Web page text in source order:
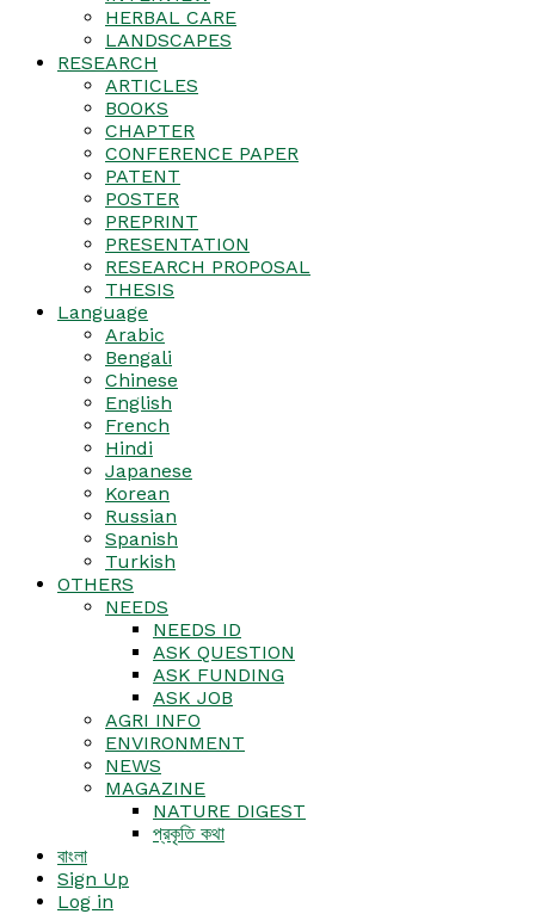
HERBAL CARE
LANDSCAPES
RESEARCH
ARTICLES
BOOKS
CHAPTER
CONFERENCE PAPER
PATENT
POSTER
PREPRINT
PRESENTATION
RESEARCH PROPOSAL
THESIS
Language
Arabic
Bengali
Chinese
English
French
Hindi
Japanese
Korean
Russian
Spanish
Turkish
OTHERS
NEEDS
NEEDS ID
ASK QUESTION
ASK FUNDING
ASK JOB
AGRI INFO
ENVIRONMENT
NEWS
MAGAZINE
NATURE DIGEST
প্রকৃতি কথা
বাংলা
Sign Up
Log in